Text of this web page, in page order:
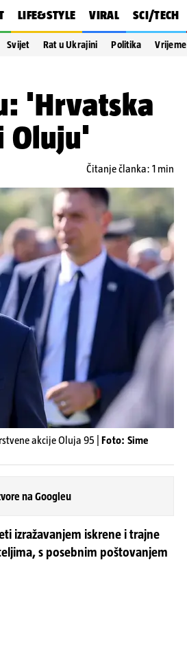
LIFE&STYLE VIRAL SCI/TECH
Svijet Rat u Ukrajini Politika Vrijeme
'Hrvatska
Oluju'
Čitanje članka: 1 min
akcije Oluja 95 | Foto: Sime
na Googleu
izražavanjem iskrene i trajne
s posebnim poštovanjem